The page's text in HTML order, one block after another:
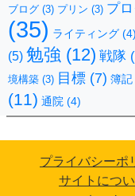
ブログ (3) プリン (3) プ
(35) ライティング (4)
(5) 勉強 (12) 戦隊
境構築 (3) 目標 (7) 簿記
(11) 通院 (4)
プライバシーポ
サイトにつ